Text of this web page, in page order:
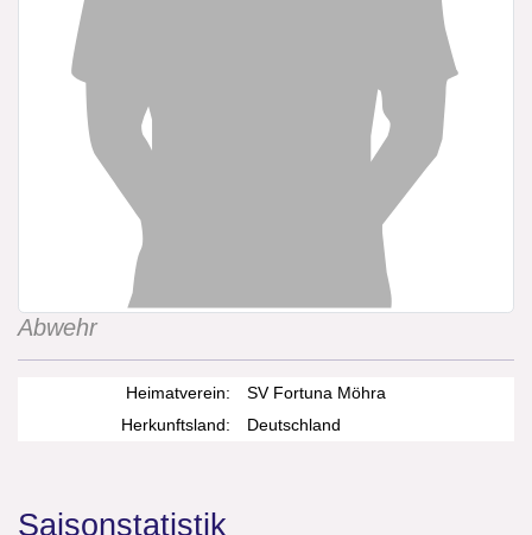
Abwehr
Heimatverein:
SV Fortuna Möhra
Herkunftsland:
Deutschland
Saisonstatistik